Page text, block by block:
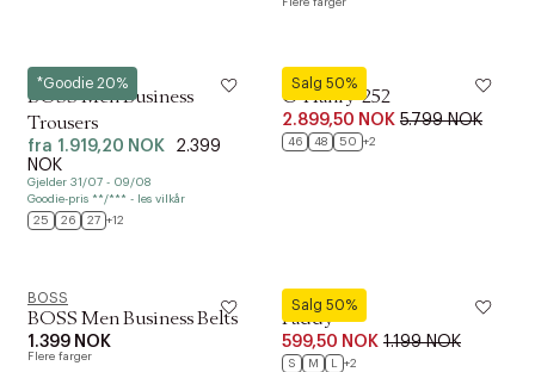
Flere farger
*Goodie 20%
BOSS
BOSS Men Business
Trousers
fra 1.919,20 NOK
2.399
NOK
Gjelder 31/07 - 09/08
Goodie-pris **/*** - les vilkår
25
26 27 +12
Salg 50%
BOSS
C-Hanry-252
2.899,50 NOK 5.799 NOK
46 48 50 +2
BOSS
BOSS Men Business Belts
1.399 NOK
Flere farger
Salg 50%
BOSS
Paddy
599,50 NOK 1.199 NOK
S M L +2